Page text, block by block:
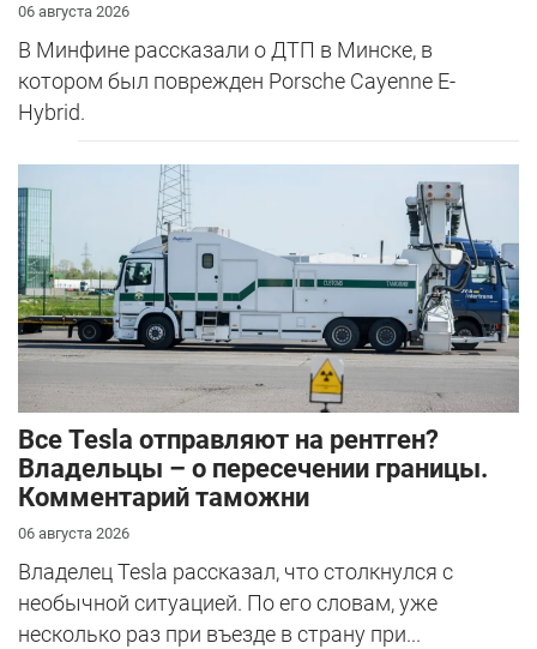
06 августа 2026
В Минфине рассказали о ДТП в Минске, в
котором был поврежден Porsche Cayenne E-
Hybrid.
Все Tesla отправляют на рентген?
Владельцы – о пересечении границы.
Комментарий таможни
06 августа 2026
Владелец Tesla рассказал, что столкнулся с
необычной ситуацией. По его словам, уже
несколько раз при въезде в страну при...